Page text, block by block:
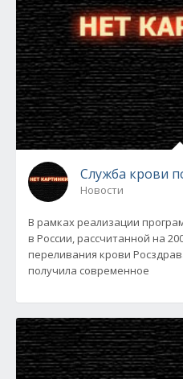
Служба крови
Новости
В рамках реализации
в России, рассчитанной на
переливания крови
получила современное